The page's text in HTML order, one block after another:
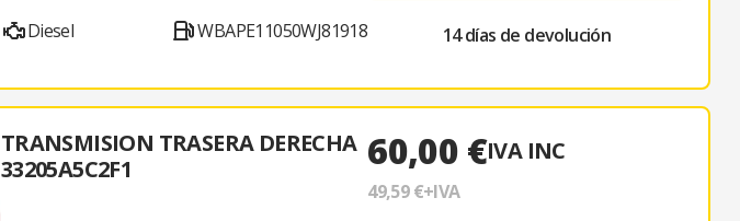
Diesel
WBAPE11050WJ81918
14 días de devolución
TRANSMISION TRASERA DERECHA
33205A5C2F1
60,00 €IVA INC
49,59 €+IVA